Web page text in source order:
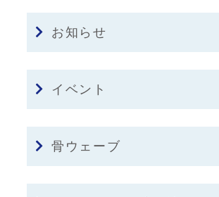
お知らせ
イベント
骨ウェーブ